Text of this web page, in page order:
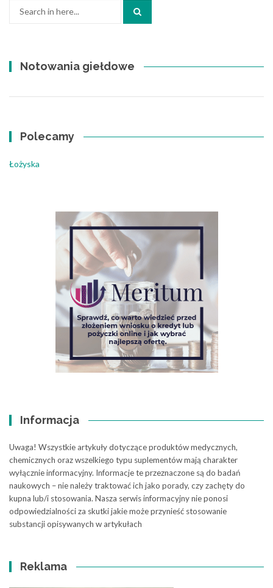
Search
Notowania giełdowe
Polecamy
Łożyska
Informacja
Uwaga! Wszystkie artykuły dotyczące produktów medycznych,
chemicznych oraz wszelkiego typu suplementów mają charakter
wyłącznie informacyjny. Informacje te przeznaczone są do badań
naukowych – nie należy traktować ich jako porady, czy zachęty do
kupna lub/i stosowania. Nasza serwis informacyjny nie ponosi
odpowiedzialności za skutki jakie może przynieść stosowanie
substancji opisywanych w artykułach
Reklama